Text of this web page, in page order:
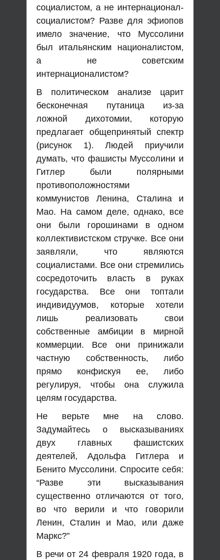
социалистом, а не интернационал-
социалистом? Разве для эфиопов
имело значение, что Муссолини
был итальянским националистом,
а не советским
интернационалистом?
В политическом анализе царит
бесконечная путаница из-за
ложной дихотомии, которую
предлагает общепринятый спектр
(рисунок 1). Людей приучили
думать, что фашисты Муссолини и
Гитлер были полярными
противоположностями
коммунистов Ленина, Сталина и
Мао. На самом деле, однако, все
они были горошинами в одном
коллективистском стручке. Все они
заявляли, что являются
социалистами. Все они стремились
сосредоточить власть в руках
государства. Все они топтали
индивидуумов, которые хотели
лишь реализовать свои
собственные амбиции в мирной
коммерции. Все они принижали
частную собственность, либо
прямо конфискуя ее, либо
регулируя, чтобы она служила
целям государства.
Не верьте мне на слово.
Задумайтесь о высказываниях
двух главных фашистских
деятелей, Адольфа Гитлера и
Бенито Муссолини. Спросите себя:
“Разве эти высказывания
существенно отличаются от того,
во что верили и что говорили
Ленин, Сталин и Мао, или даже
Маркс?”
В речи от 24 февраля 1920 года, в